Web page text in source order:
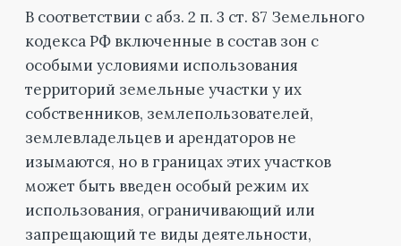
В соответствии с абз. 2 п. 3 ст. 87 Земельного
кодекса РФ включенные в состав зон с
особыми условиями использования
территорий земельные участки у их
собственников, землепользователей,
землевладельцев и арендаторов не
изымаются, но в границах этих участков
может быть введен особый режим их
использования, ограничивающий или
запрещающий те виды деятельности,